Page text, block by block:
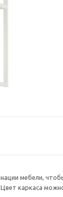
мебели,
каркаса